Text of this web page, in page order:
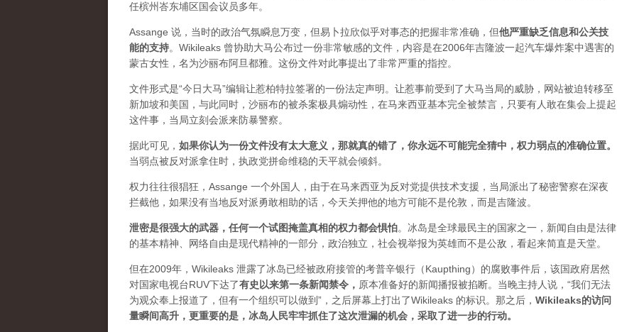
任槟州峇东埔区国会议员多年。
Assange 说，当时的政治气氛瞬息万变，但易卜拉欣似乎对事态的把握非常准确，但他严重缺乏信息和公关技
能的支持。Wikileaks 曾协助大马公布过一份非常敏感的文件，内容是在2006年吉隆波一起汽车爆炸案中遇害的
蒙古女性，名为沙丽布阿旦都雅。这份文件对此事提出了非常严重的指控。
文件形式是“今日大马”编辑让惹柏特拉签署的一份法定声明。让惹事前受到了大马当局的威胁，网站被迫转移至
新加坡和美国，与此同时，沙丽布的被杀案极具煽动性，在马来西亚基本完全被禁言，只要有人敢在集会上提起
这件事，当局立刻会派来防暴警察。
据此可见， 如果你认为一份文件没有太大意义，那就真的错了，你永远不可能完全猜中，权力弱点的准确位置。
当弱点被反对派拿住时，执政党拼命维稳的天平就会倾斜。
权力往往很猖狂，Assange 一个外国人，由于在马来西亚为反对党提供技术支援，当局派出了秘密警察在深夜
拦截他，如果没有当地反对派勇敢相助的话，今天关押他的地方可能不是伦敦，而是吉隆波。
泄密是很强大的武器，任何一个试图掩盖真相的权力都会惧怕。 冰岛是全球最民主的国家之一，新闻自由是法律
的基本精神、网络自由是现代精神的一部分，政治独立，社会视举报为英雄而不是公敌，看起来简直是天堂。
但在2009年，Wikileaks 泄露了冰岛已经被政府接管的考普辛银行（Kaupthing）的腐败事件后，该国政府居然
对国家电视台RUV下达了有史以来第一条新闻禁令 ， 原本准备好的新闻播报被掐断。当晚主持人说，“我们无法
为观众奉上报道了，但有一个组织可以做到”，之后屏幕上打出了Wikileaks 的标识。那之后， Wikileaks的访问
量瞬间高升，更重要的是，冰岛人民牢牢抓住了这次泄漏的机会，采取了进一步的行动。